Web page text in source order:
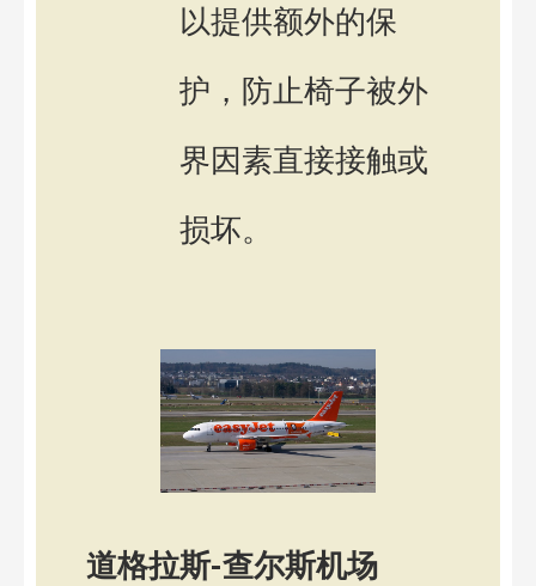
以提供额外的保
护，防止椅子被外
界因素直接接触或
损坏。
道格拉斯-查尔斯机场